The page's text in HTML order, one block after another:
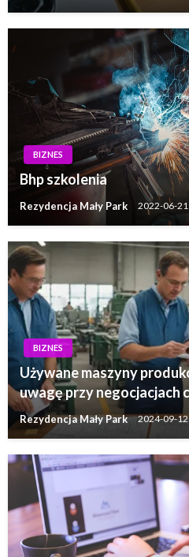
BIZNES
Bhp szkolenia
Rezydencja Mały Park 2022-06-21
BIZNES
Używane maszyny
uwagę przy negocjacjach
Rezydencja Mały Park 2024-09-12